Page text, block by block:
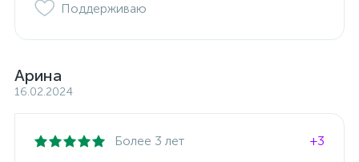
Поддерживаю
Арина
16.02.2024
Более 3 лет
+3